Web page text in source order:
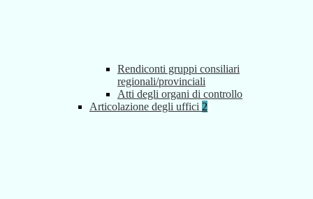
Rendiconti gruppi consiliari
regionali/provinciali
Atti degli organi di controllo
Articolazione degli uffici 2